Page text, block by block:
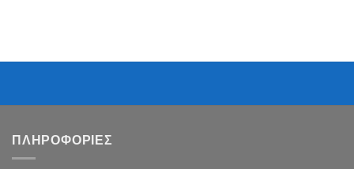
ΠΛΗΡΟΦΟΡΙΕΣ